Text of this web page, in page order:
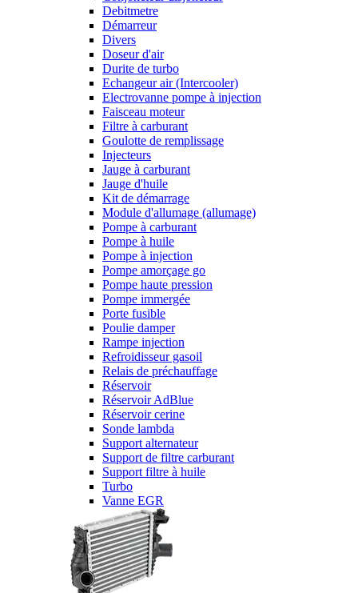
Debitmetre
Démarreur
Divers
Doseur d'air
Durite de turbo
Echangeur air (Intercooler)
Electrovanne pompe à injection
Faisceau moteur
Filtre à carburant
Goulotte de remplissage
Injecteurs
Jauge à carburant
Jauge d'huile
Kit de démarrage
Module d'allumage (allumage)
Pompe à carburant
Pompe à huile
Pompe à injection
Pompe amorçage go
Pompe haute pression
Pompe immergée
Porte fusible
Poulie damper
Rampe injection
Refroidisseur gasoil
Relais de préchauffage
Réservoir
Réservoir AdBlue
Réservoir cerine
Sonde lambda
Support alternateur
Support de filtre carburant
Support filtre à huile
Turbo
Vanne EGR